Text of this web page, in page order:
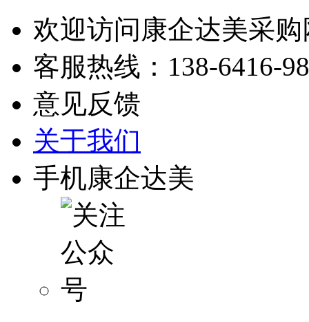
欢迎访问康企达美采购
客服热线： 138-6416-
意见反馈
关于我们
手机康企达美